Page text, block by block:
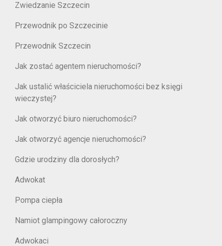
Zwiedzanie Szczecin
Przewodnik po Szczecinie
Przewodnik Szczecin
Jak zostać agentem nieruchomości?
Jak ustalić właściciela nieruchomości bez księgi
wieczystej?
Jak otworzyć biuro nieruchomości?
Jak otworzyć agencje nieruchomości?
Gdzie urodziny dla dorosłych?
Adwokat
Pompa ciepła
Namiot glampingowy całoroczny
Adwokaci